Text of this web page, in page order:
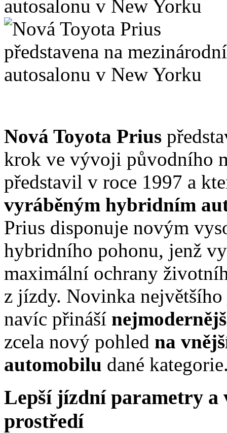
Nová Toyota Prius
krok ve vývoji původního
představil v roce 1997 a
vyráběným hybridním
Prius disponuje novým
hybridního pohonu, jenž
maximální ochrany
z jízdy. Novinka
navíc přináší
zcela nový pohled na
automobilu dané
Lepší jízdní parametry a
prostředí